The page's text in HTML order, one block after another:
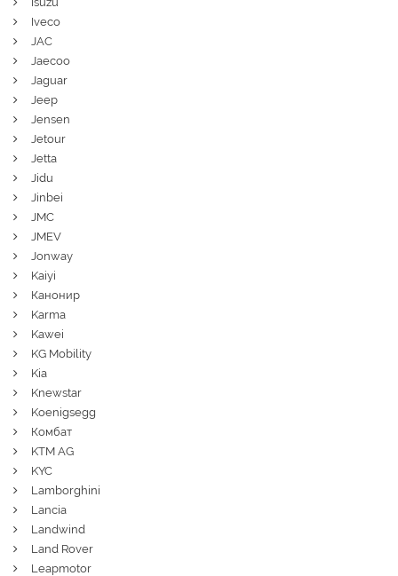
Iveco
JAC
Jaecoo
Jaguar
Jeep
Jensen
Jetour
Jetta
Jidu
Jinbei
JMC
JMEV
Jonway
Kaiyi
Канонир
Karma
Kawei
KG Mobility
Kia
Knewstar
Koenigsegg
Комбат
KTM AG
KYC
Lamborghini
Lancia
Landwind
Land Rover
Leapmotor